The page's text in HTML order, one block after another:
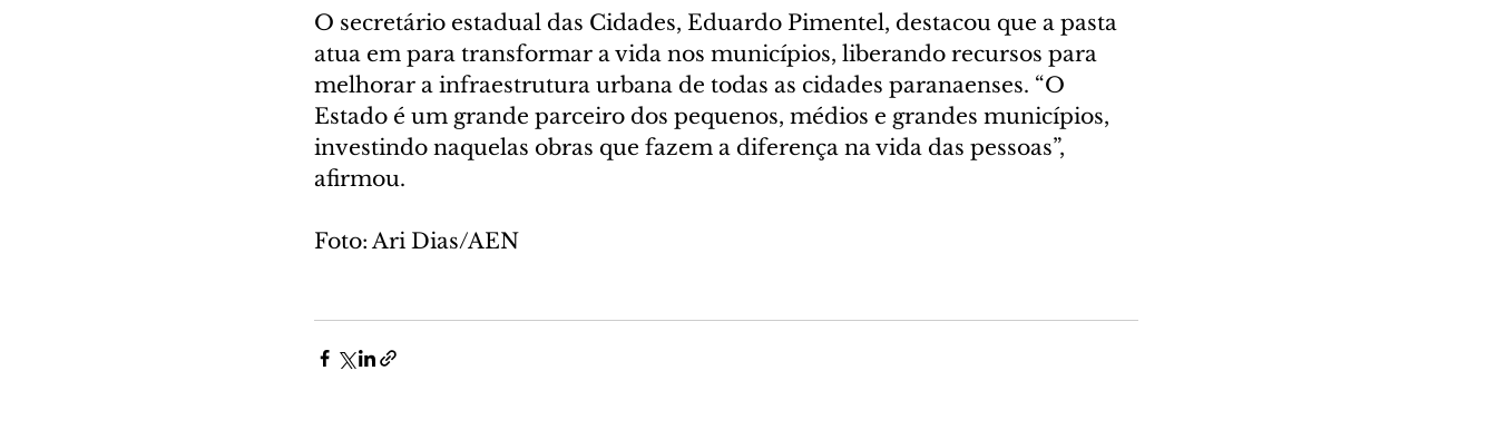
O secretário estadual das Cidades, Eduardo Pimentel, destacou que a pasta
atua em para transformar a vida nos municípios, liberando recursos para
melhorar a infraestrutura urbana de todas as cidades paranaenses. “O
Estado é um grande parceiro dos pequenos, médios e grandes municípios,
investindo naquelas obras que fazem a diferença na vida das pessoas”,
afirmou.
Foto: Ari Dias/AEN